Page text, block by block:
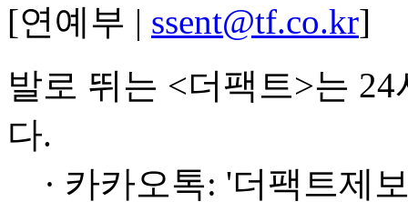
[연예부 | ssent@tf.co.kr]
발로 뛰는 <더팩트>는
다.
· 카카오톡: '더팩트제